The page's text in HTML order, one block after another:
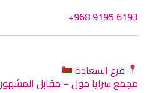
+968 9195 6193
فرع السعادة
مجمع سرايا مول – مقابل المشهور